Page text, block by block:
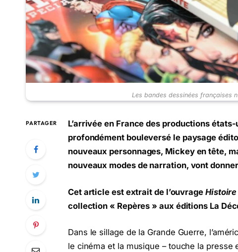
Les bandes dessinées françaises
PARTAGER
L’arrivée en France des productions
profondément bouleversé le paysage
nouveaux personnages, Mickey en tête,
nouveaux modes de narration, vont
Cet article est extrait de l’ouvrage Histoire
collection « Repères » aux éditions La
Dans le sillage de la Grande Guerre,
le cinéma et la musique – touche la presse